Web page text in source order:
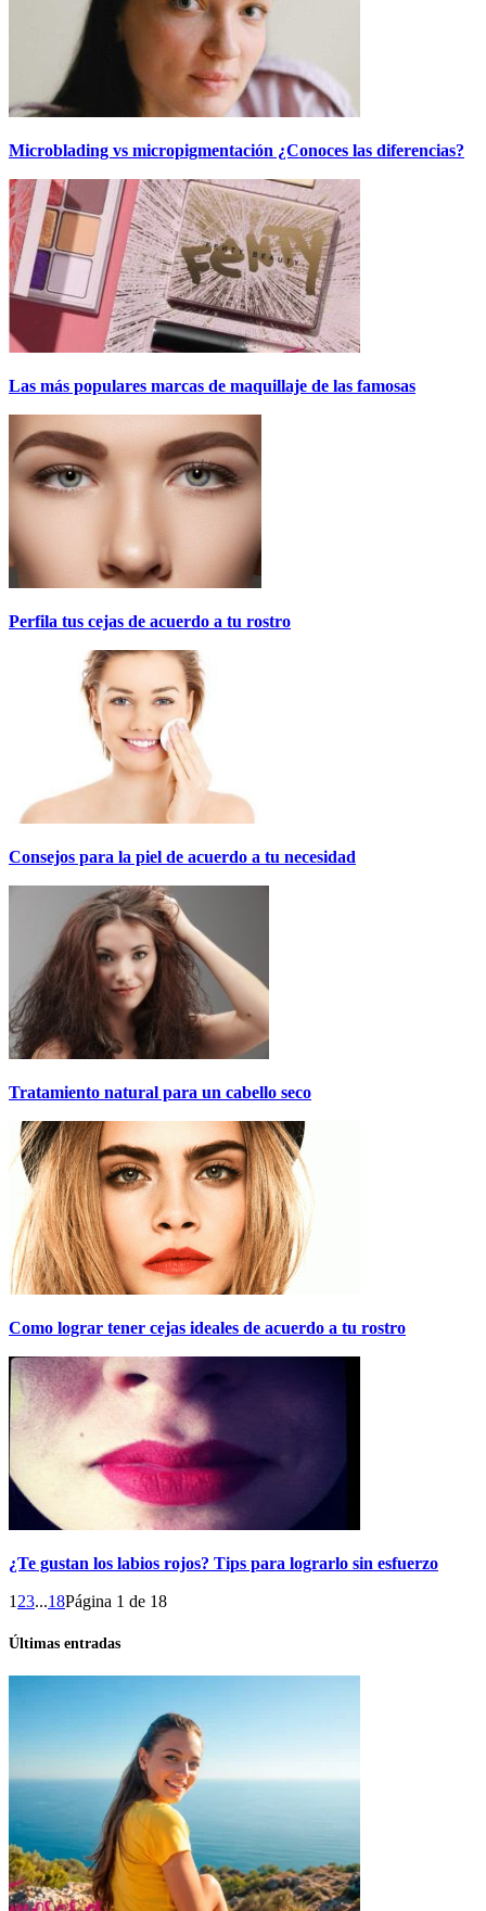
Microblading vs micropigmentación ¿Conoces las diferencias?
Las más populares marcas de maquillaje de las famosas
Perfila tus cejas de acuerdo a tu rostro
Consejos para la piel de acuerdo a tu necesidad
Tratamiento natural para un cabello seco
Como lograr tener cejas ideales de acuerdo a tu rostro
¿Te gustan los labios rojos? Tips para lograrlo sin esfuerzo
123...18Página 1 de 18
Últimas entradas